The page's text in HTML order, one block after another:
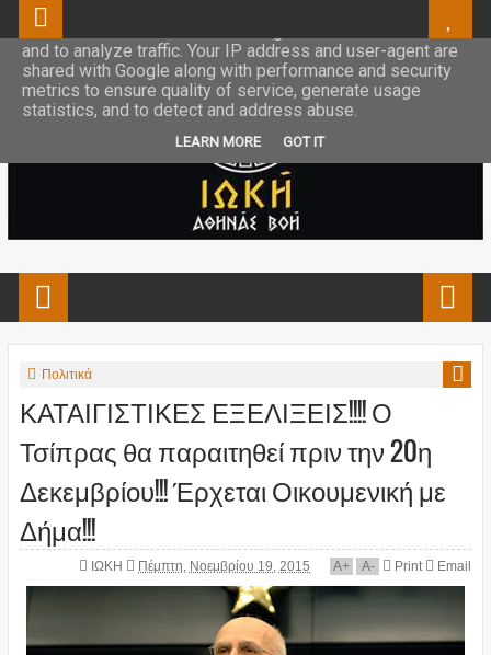
Πολιτικά
ΚΑΤΑΙΓΙΣΤΙΚΕΣ ΕΞΕΛΙΞΕΙΣ!!!! Ο
Τσίπρας θα παραιτηθεί πριν την 20η
Δεκεμβρίου!!! Έρχεται Οικουμενική με
Δήμα!!!
ΙΩΚΗ Πέμπτη, Νοεμβρίου 19, 2015 A+ A- Print Email
This site uses cookies from Google to deliver its services
and to analyze traffic. Your IP address and user-agent are
shared with Google along with performance and security
metrics to ensure quality of service, generate usage
statistics, and to detect and address abuse.
LEARN MORE GOT IT